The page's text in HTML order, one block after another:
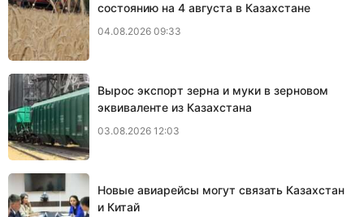
состоянию на 4 августа в Казахстане
04.08.2026 09:33
Вырос экспорт зерна и муки в зерновом
эквиваленте из Казахстана
03.08.2026 12:03
Новые авиарейсы могут связать Казахстан
и Китай